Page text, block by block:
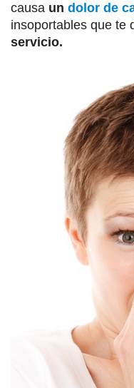
causa un dolor de
insoportables que te
servicio.